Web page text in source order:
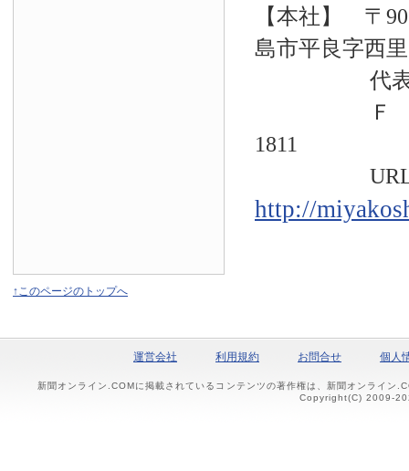
【本社】 〒
島市平良字西
代表電話
Ｆ Ａ
1811
URL
http://
↑このページのトップへ
運営会社 利用規約 お問合せ 個人
新聞オンライン.COMに掲載されているコンテンツの著作権は、新聞オンライン
Copyright(C) 2009-